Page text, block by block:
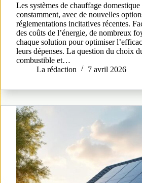
Les systèmes de chauffage
constamment, avec de nouvelles
réglementations incitatives récentes.
des coûts de l’énergie, de nombreux
chaque solution pour optimiser
leurs dépenses. La question du choix
combustible et…
La rédaction
7 avril 2026